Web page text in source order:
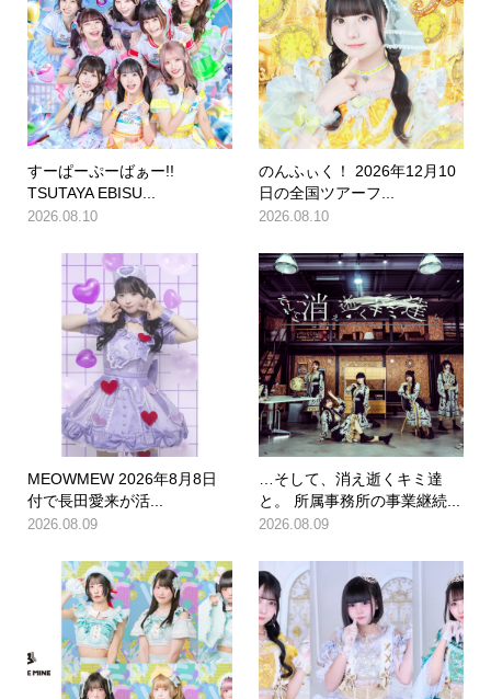
すーぱーぷーばぁー!!
TSUTAYA EBISU...
2026.08.10
のんふぃく！ 2026年12月10
日の全国ツアーフ...
2026.08.10
MEOWMEW 2026年8月8日
付で長田愛来が活...
2026.08.09
…そして、消え逝くキミ達
と。 所属事務所の事業継続...
2026.08.09